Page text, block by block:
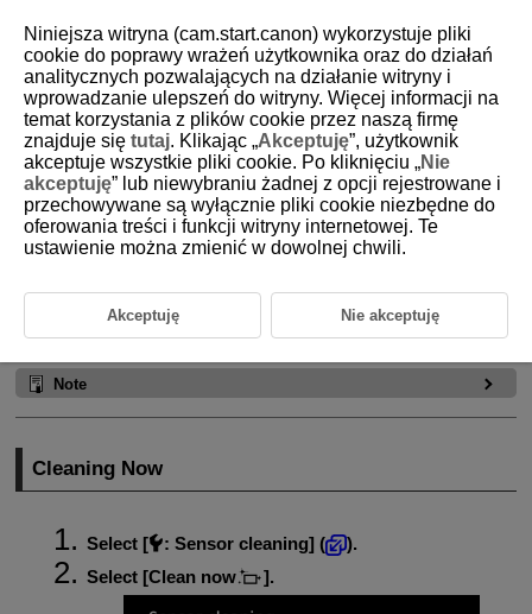
D388-222
Sensor Cleaning
Cleaning Now
Cleaning Automatically
Cleaning Manually
The camera's sensor cleaning feature cleans the front of the image
sensor.
Note
Cleaning Now
Select [ : Sensor cleaning] (
).
Select [Clean now ].
Niniejsza witryna (cam.start.canon) wykorzystuje pliki
cookie do poprawy wrażeń użytkownika oraz do działań
analitycznych pozwalających na działanie witryny i
wprowadzanie ulepszeń do witryny. Więcej informacji na
temat korzystania z plików cookie przez naszą firmę
znajduje się tutaj. Klikając „Akceptuję”, użytkownik
akceptuje wszystkie pliki cookie. Po kliknięciu „Nie
akceptuję” lub niewybraniu żadnej z opcji rejestrowane i
przechowywane są wyłącznie pliki cookie niezbędne do
oferowania treści i funkcji witryny internetowej. Te
ustawienie można zmienić w dowolnej chwili.
Akceptuję Nie akceptuję